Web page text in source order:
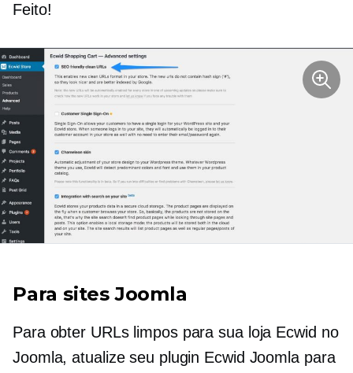
Feito!
Para sites Joomla
Para obter URLs limpos para sua loja Ecwid no
Joomla, atualize seu plugin Ecwid Joomla para